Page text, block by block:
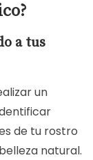
a tus
un
de tu rostro
natural.